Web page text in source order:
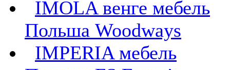
IMOLA венге мебель
Польша Woodways
IMPERIA мебель